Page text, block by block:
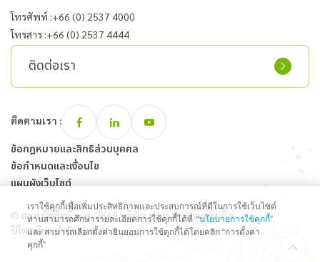
โทรศัพท์ :+66 (0) 2537 4000
โทรสาร :+66 (0) 2537 4444
ติดต่อเรา
ติดตามเรา :
ข้อกฎหมายและสิทธิส่วนบุคคล
ข้อกำหนดและเงื่อนไข
แผนผังเว็บไซต์
© สงวนลิขสิทธิ์ พ.ศ. 2569 บริษัท ปตท.สำรวจและผลิต
ปิโตรเลียม จำกัด (มหาชน)
เราใช้คุกกี้เพื่อเพิ่มประสิทธิภาพและประสบการณ์ที่ดีในการใช้เว็บไซต์
ท่านสามารถศึกษารายละเอียดการใช้คุกกี้ได้ที่ “นโยบายการใช้คุกกี้”
และ สามารถเลือกตั้งค่ายินยอมการใช้คุกกี้ได้โดยคลิก “การตั้งค่า
คุกกี้”